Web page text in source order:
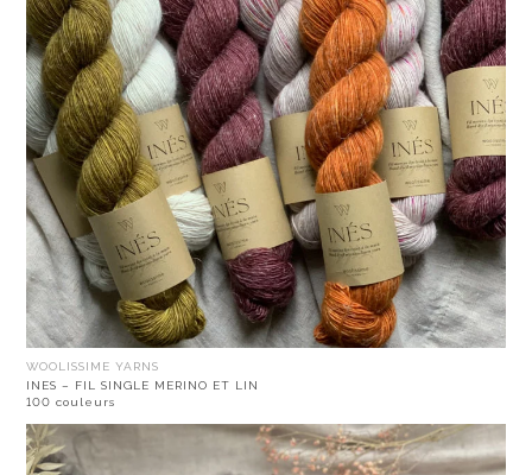
WOOLISSIME YARNS
INES – FIL SINGLE MERINO ET LIN
100 couleurs